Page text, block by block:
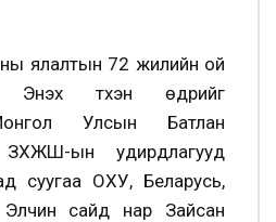
ялалтын 72 жилийн ой
түүхэн өдрийг
Улсын Батлан
ын удирдлагууд
суугаа ОХУ, Беларусь,
Элчин сайд нар Зайсан